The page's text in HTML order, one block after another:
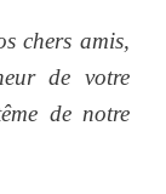
chers amis,
de votre
de notre